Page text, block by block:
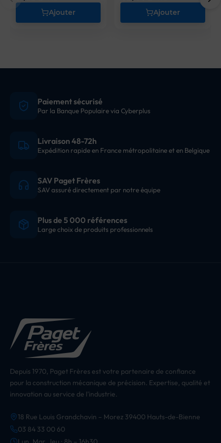
Ajouter Ajouter
Paiement sécurisé
Par la Banque Populaire via Cyberplus
Livraison 48-72h
Expédition rapide en France métropolitaine et en Belgique
SAV Paget Frères
SAV assuré directement par notre équipe
Plus de 5 000 références
Large choix de produits professionnels
Depuis 1970, Paget Frères est votre partenaire de confiance
pour la construction mécanique de précision. Expertise, qualité et
innovation au service de l'industrie.
18 Rue Louis Grandchavin – Morez 39400 Hauts-de-Bienne
03 84 33 00 60